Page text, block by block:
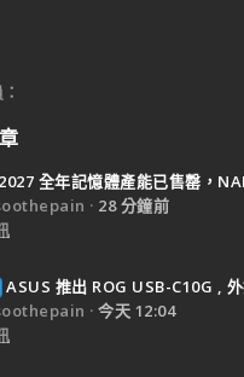
2027 全年記憶體產能已售罄，
28 分鐘前
ASUS 推出 ROG USB-C10G ,
今天 12:04